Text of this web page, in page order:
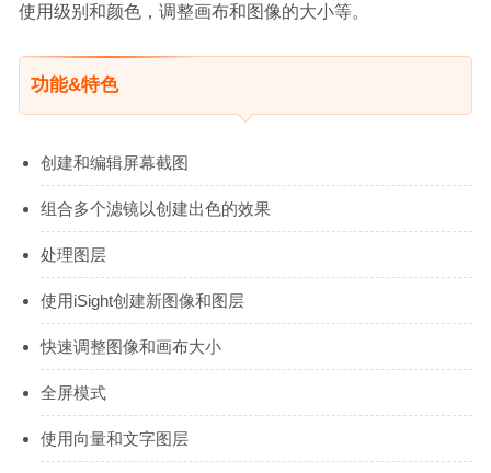
使用级别和颜色，调整画布和图像的大小等。
功能&特色
创建和编辑屏幕截图
组合多个滤镜以创建出色的效果
处理图层
使用iSight创建新图像和图层
快速调整图像和画布大小
全屏模式
使用向量和文字图层